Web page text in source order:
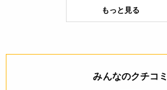
もっと見る
みんなのクチコミ